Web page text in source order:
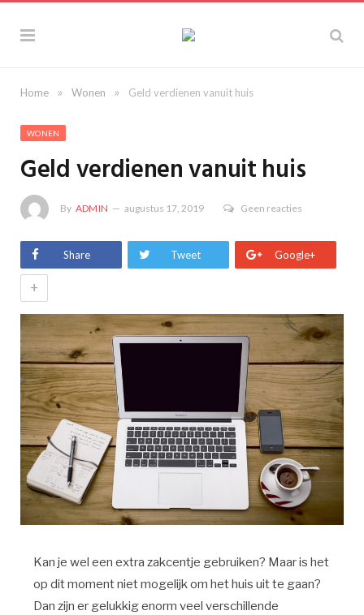
Home » Wonen » Geld verdienen vanuit huis
WONEN
Geld verdienen vanuit huis
By ADMIN augustus 17, 2019 Geen reacties
Share Tweet Google+
+
Kan je wel een extra zakcentje gebruiken? Maar is het
op dit moment niet mogelijk om het huis uit te gaan?
Dan zijn er gelukkig enorm veel verschillende